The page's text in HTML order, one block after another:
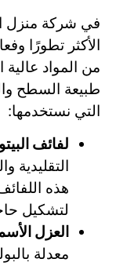
في شركة منزل
الأكثر تطورًا
من المواد عالية
طبيعة السطح
التي نستخدمها:
لفائف
هذه
لتشكيل
العزل
معدلة